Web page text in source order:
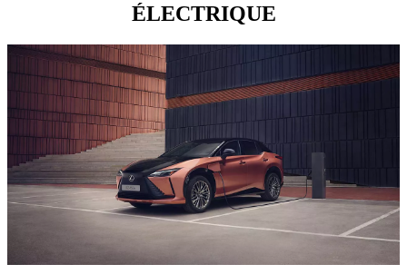
ÉLECTRIQUE